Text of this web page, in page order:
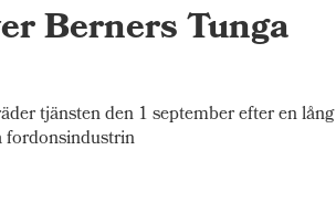
Berners Tunga
tjänsten den 1 september efter en lång
fordonsindustrin